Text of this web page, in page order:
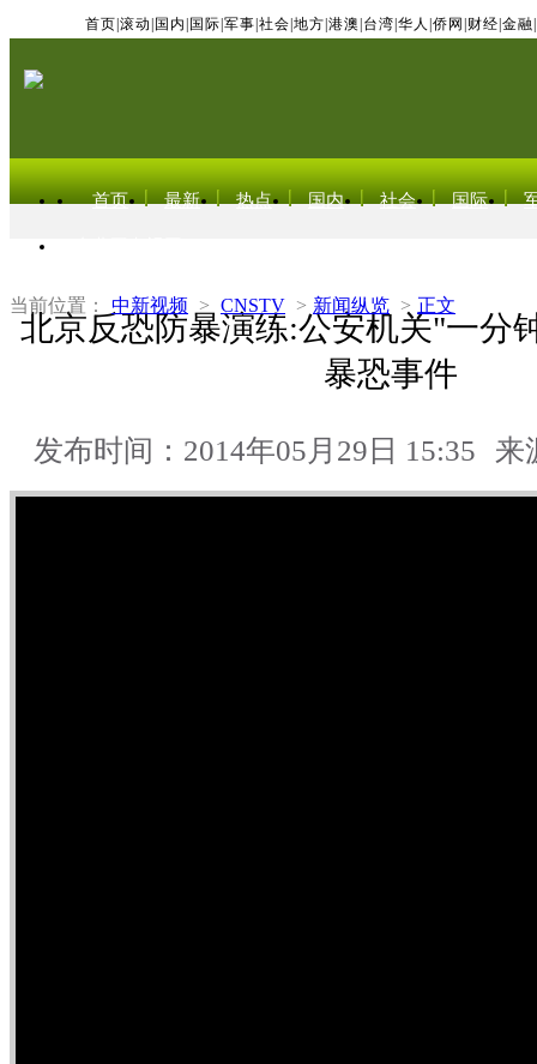
首页 滚动 国内 国际 军事 社会 地方 港澳 台湾 华人 侨网 财经 金融
首页 最新 热点 国内 社会 国际
当前位置： 中新视频 > CNSTV > 新闻纵览 > 正文
北京反恐防暴演练:公安机关"一分
暴恐事件
发布时间：2014年05月29日 15:35 来